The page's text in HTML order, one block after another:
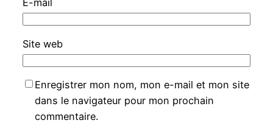
E-mail
Site web
Enregistrer mon nom, mon e-mail et mon site
dans le navigateur pour mon prochain
commentaire.